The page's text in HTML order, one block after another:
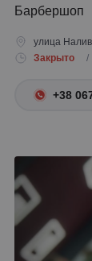
Барбершоп
улица
Закрыто
/
+38